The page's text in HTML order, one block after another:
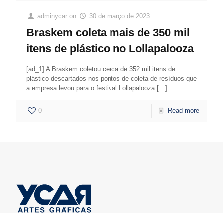
adminycar on 30 de março de 2023
Braskem coleta mais de 350 mil
itens de plástico no Lollapalooza
[ad_1] A Braskem coletou cerca de 352 mil itens de
plástico descartados nos pontos de coleta de resíduos que
a empresa levou para o festival Lollapalooza[…]
0 Read more